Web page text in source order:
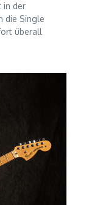
in der
die Single
überall